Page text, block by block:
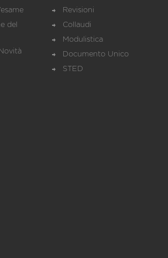
del
Revisioni
Collaudi
Modulistica
Documento Unico
STED